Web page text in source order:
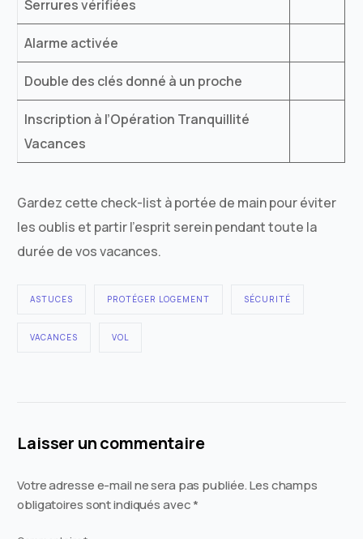
Serrures vérifiées
Alarme activée
Double des clés donné à un proche
Inscription à l’Opération Tranquillité
Vacances
Gardez cette check-list à portée de main pour éviter
les oublis et partir l’esprit serein pendant toute la
durée de vos vacances.
ASTUCES PROTÉGER LOGEMENT SÉCURITÉ
VACANCES VOL
Laisser un commentaire
Votre adresse e-mail ne sera pas publiée.Les champs
obligatoires sont indiqués avec*